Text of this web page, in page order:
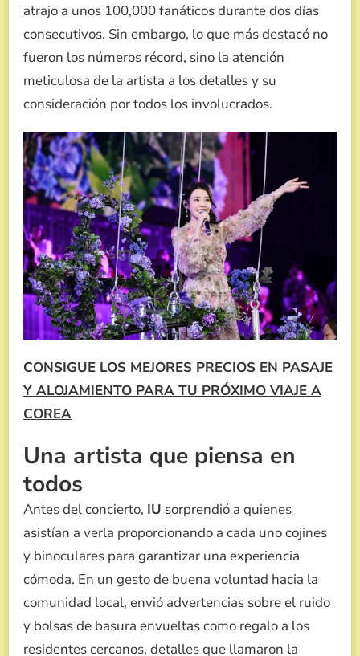
atrajo a unos 100,000 fanáticos durante dos días
consecutivos. Sin embargo, lo que más destacó no
fueron los números récord, sino la atención
meticulosa de la artista a los detalles y su
consideración por todos los involucrados.
CONSIGUE LOS MEJORES PRECIOS EN PASAJE
Y ALOJAMIENTO PARA TU PRÓXIMO VIAJE A
COREA
Una artista que piensa en
todos
Antes del concierto, IU sorprendió a quienes
asistían a verla proporcionando a cada uno cojines
y binoculares para garantizar una experiencia
cómoda. En un gesto de buena voluntad hacia la
comunidad local, envió advertencias sobre el ruido
y bolsas de basura envueltas como regalo a los
residentes cercanos, detalles que llamaron la